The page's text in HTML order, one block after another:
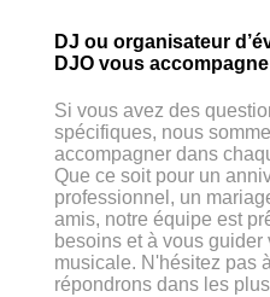
DJ ou organisateur
DJO vous accompagne
Si vous avez des
spécifiques, nous
accompagner dans
Que ce soit pour un
professionnel, un
amis, notre équipe est
besoins et à vous
musicale. N'hésitez pas
répondrons dans les